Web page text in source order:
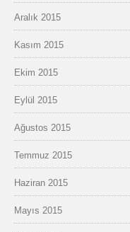
Aralık 2015
Kasım 2015
Ekim 2015
Eylül 2015
Ağustos 2015
Temmuz 2015
Haziran 2015
Mayıs 2015